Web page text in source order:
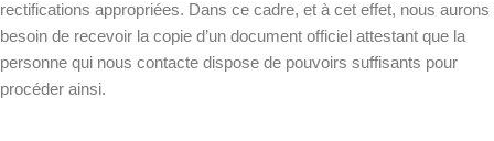
rectifications appropriées. Dans ce cadre, et à cet effet, nous aurons
besoin de recevoir la copie d’un document officiel attestant que la
personne qui nous contacte dispose de pouvoirs suffisants pour
procéder ainsi.